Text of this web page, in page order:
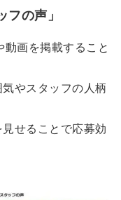
フの声」
画を掲載すること
やスタッフの人柄
せることで応募効